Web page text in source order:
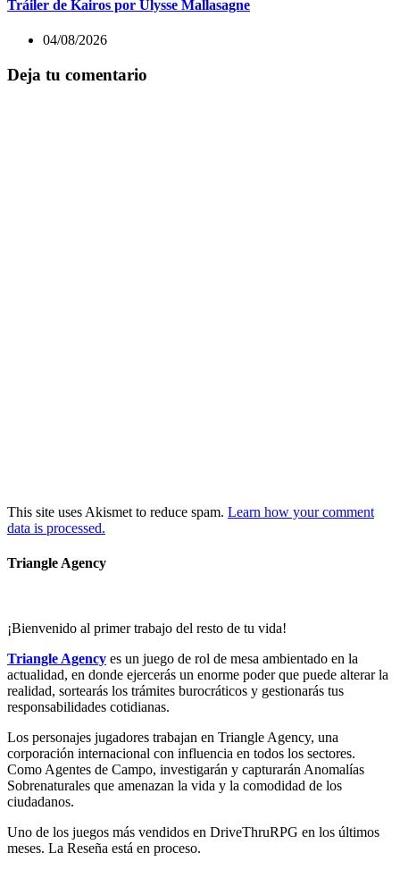
Tráiler de Kairos por Ulysse Mallasagne
04/08/2026
Deja tu comentario
This site uses Akismet to reduce spam. Learn how your comment
data is processed.
Triangle Agency
¡Bienvenido al primer trabajo del resto de tu vida!
Triangle Agency es un juego de rol de mesa ambientado en la
actualidad, en donde ejercerás un enorme poder que puede alterar la
realidad, sortearás los trámites burocráticos y gestionarás tus
responsabilidades cotidianas.
Los personajes jugadores trabajan en Triangle Agency, una
corporación internacional con influencia en todos los sectores.
Como Agentes de Campo, investigarán y capturarán Anomalías
Sobrenaturales que amenazan la vida y la comodidad de los
ciudadanos.
Uno de los juegos más vendidos en DriveThruRPG en los últimos
meses. La Reseña está en proceso.